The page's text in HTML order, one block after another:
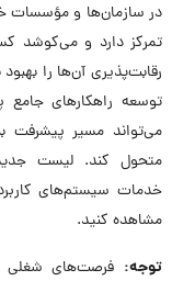
در سازمان‌ها و مؤسسات
تمرکز دارد و می‌کوشد
رقابت‌پذیری آن‌ها را
توسعه راهکارهای جامع
می‌تواند مسیر پیشرفت
متحول کند. لیست
خدمات سیستم‌های
مشاهده کنید.
توجه: فرصت‌های شغلی